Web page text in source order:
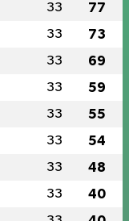
33 77
33 73
33 69
33 59
33 55
33 54
33 48
33 40